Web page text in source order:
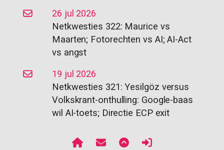
26 jul 2026
Netkwesties 322: Maurice vs
Maarten; Fotorechten vs AI; AI-Act
vs angst
19 jul 2026
Netkwesties 321: Yesilgöz versus
Volkskrant-onthulling: Google-baas
wil AI-toets; Directie ECP exit